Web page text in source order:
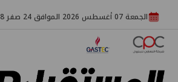
الجمعة 07 أغسطس 2026 الموافق 24 صفر 1448